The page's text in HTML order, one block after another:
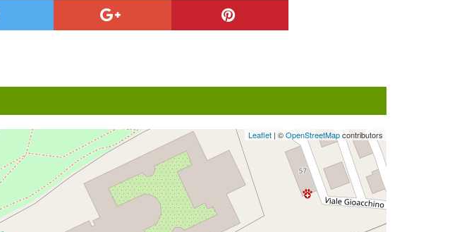
Leaflet | ©OpenStreetMapcontributors